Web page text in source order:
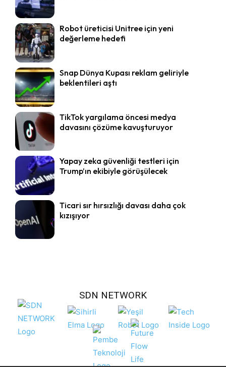
Robot üreticisi Unitree için yeni
değerleme hedefi
Snap Dünya Kupası reklam geliriyle
beklentileri aştı
TikTok yargılama öncesi medya
davasını çözüme kavuşturuyor
Yapay zeka güvenliği testleri için
Trump’ın ekibiyle görüşülecek
Ticari sır hırsızlığı davası daha çok
kızışıyor
SDN NETWORK